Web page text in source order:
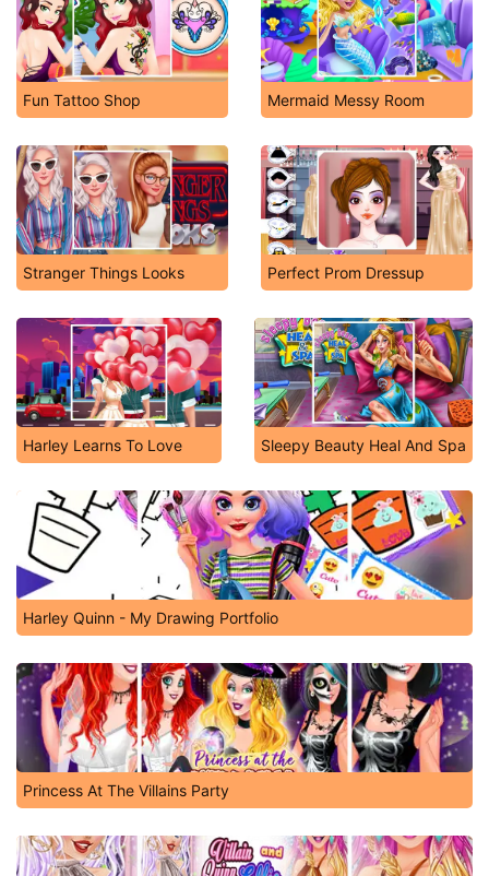
Fun Tattoo Shop Mermaid Messy Room
Stranger Things Looks Perfect Prom Dressup
Harley Learns To Love Sleepy Beauty Heal And Spa
Harley Quinn - My Drawing Portfolio
Princess At The Villains Party